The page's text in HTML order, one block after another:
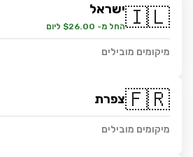
🇮🇱ישראל
החל מ- $26.00 ליום
מיקומים מובילים
🇫🇷צפרת
מיקומים מובילים